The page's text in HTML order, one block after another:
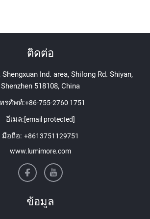
ติดต่อ
Shengxuan Ind. area, Shilong Rd. Shiyan,
Shenzhen 518108, China
รศัพท์:+86-755-2760 1751
อีเมล:[email protected]
มือถือ: +8613751129751
www.lumimore.com
ข้อมูล